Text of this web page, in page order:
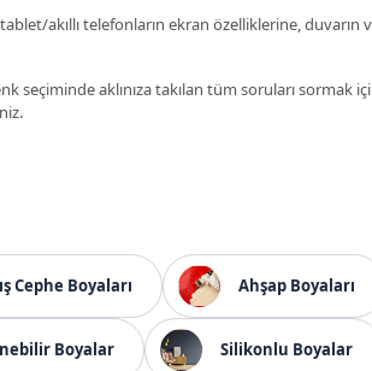
akıllı telefonların ekran özelliklerine, duvarın
seçiminde aklınıza takılan tüm soruları sormak
Cephe Boyaları Ahşap Boyaları
Boyalar Silikonlu Boyalar